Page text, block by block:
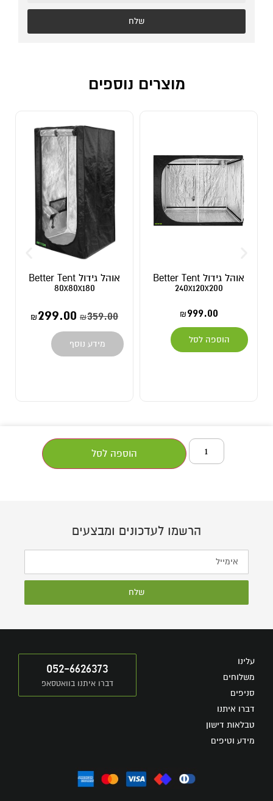
שלח
מוצרים נוספים
אוהל גידול Better Tent
240x120x200
₪999.00
הוספה לסל
אוהל גידול Better Tent
80x80x180
₪359.00
₪299.00
מידע נוסף
הוספה לסל
הרשמו לעדכונים ומבצעים
שלח
עלינו
משלוחים
סניפים
דברו איתנו
טבלאות דישון
מידע וטיפים
052-6626373
דברו איתנו בוואטסאפ